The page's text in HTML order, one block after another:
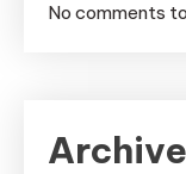
No comments